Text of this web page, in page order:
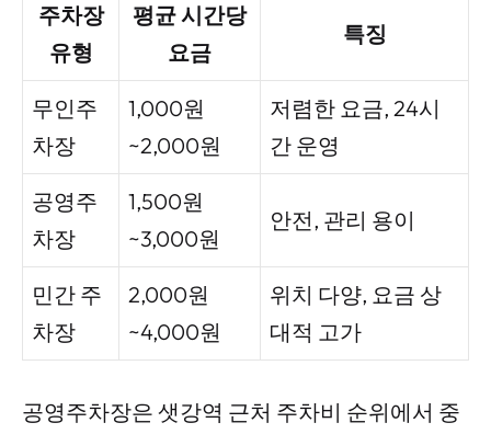
주차장
유형
평균 시간당
요금
특징
무인주
차장
1,000원
~2,000원
저렴한 요금, 24시
간 운영
공영주
차장
1,500원
~3,000원
안전, 관리 용이
민간 주
차장
2,000원
~4,000원
위치 다양, 요금 상
대적 고가
공영주차장은 샛강역 근처 주차비 순위에서 중